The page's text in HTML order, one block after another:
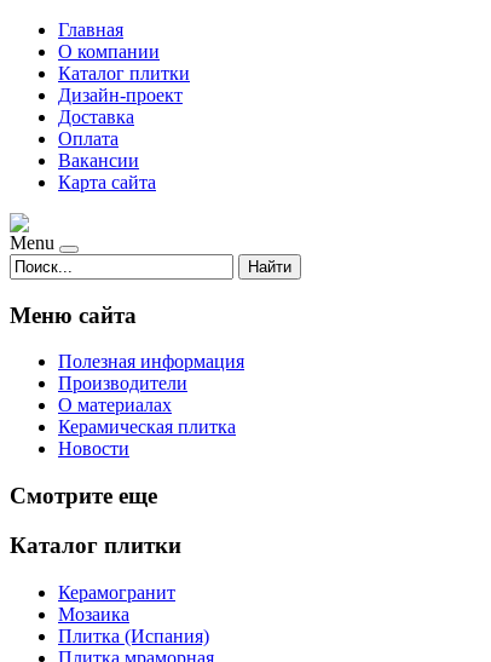
Главная
О компании
Каталог плитки
Дизайн-проект
Доставка
Оплата
Вакансии
Карта сайта
Menu
Найти
Меню сайта
Полезная информация
Производители
О материалах
Керамическая плитка
Новости
Смотрите еще
Каталог плитки
Керамогранит
Мозаика
Плитка (Испания)
Плитка мраморная